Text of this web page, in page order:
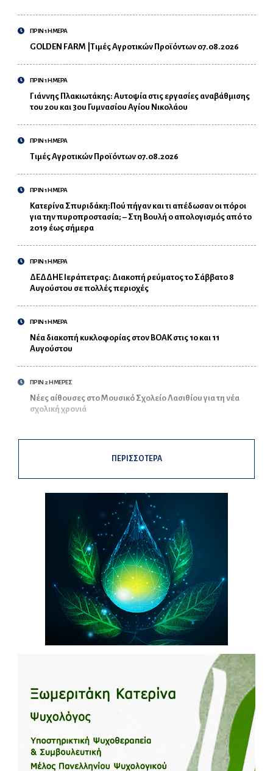
ΠΡΙΝ 1 ΗΜΕΡΑ
GOLDEN FARM |Τιμές Αγροτικών Προϊόντων 07.08.2026
ΠΡΙΝ 1 ΗΜΕΡΑ
Γιάννης Πλακιωτάκης: Αυτοψία στις εργασίες αναβάθμισης
του 2ου και 3ου Γυμνασίου Αγίου Νικολάου
ΠΡΙΝ 1 ΗΜΕΡΑ
Τιμές Αγροτικών Προϊόντων 07.08.2026
ΠΡΙΝ 1 ΗΜΕΡΑ
Κατερίνα Σπυριδάκη:Πού πήγαν και τι απέδωσαν οι πόροι
για την πυροπροστασία; – Στη Βουλή ο απολογισμός από το
2019 έως σήμερα
ΠΡΙΝ 1 ΗΜΕΡΑ
ΔΕΔΔΗΕ Ιεράπετρας: Διακοπή ρεύματος το Σάββατο 8
Αυγούστου σε πολλές περιοχές
ΠΡΙΝ 1 ΗΜΕΡΑ
Νέα διακοπή κυκλοφορίας στον ΒΟΑΚ στις 10 και 11
Αυγούστου
ΠΡΙΝ 2 ΗΜΕΡΕΣ
Νέες αίθουσες στο Μουσικό Σχολείο Λασιθίου για τη νέα
σχολική χρονιά
ΠΕΡΙΣΣΟΤΕΡΑ